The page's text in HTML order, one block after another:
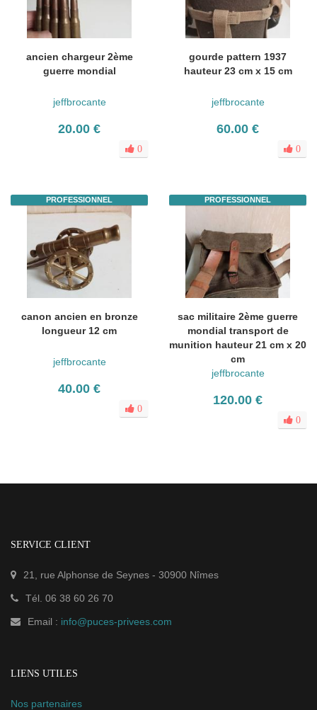
ancien chargeur 2ème
guerre mondial
jeffbrocante
20.00 €
0
gourde pattern 1937
hauteur 23 cm x 15 cm
jeffbrocante
60.00 €
0
PROFESSIONNEL
canon ancien en bronze
longueur 12 cm
jeffbrocante
40.00 €
0
PROFESSIONNEL
sac militaire 2ème guerre
mondial transport de
munition hauteur 21 cm x 20
cm
jeffbrocante
120.00 €
0
SERVICE CLIENT
21, rue Alphonse de Seynes - 30900 Nîmes
Tél. 06 38 60 26 70
Email : info@puces-privees.com
LIENS UTILES
Nos partenaires